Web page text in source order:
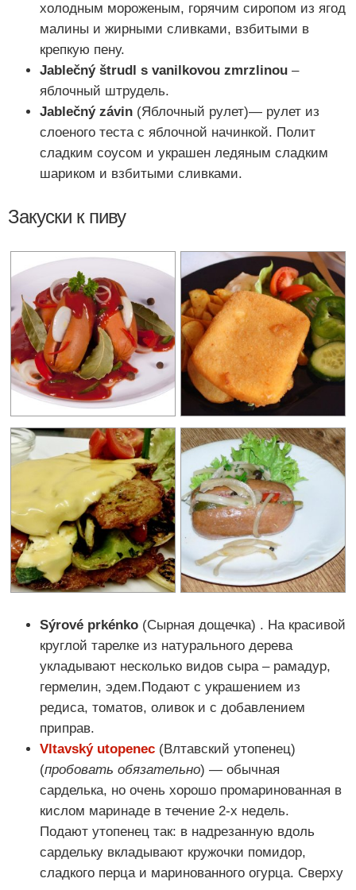
холодным мороженым, горячим сиропом из ягод
малины и жирными сливками, взбитыми в
крепкую пену.
Jablečný štrudl s vanilkovou zmrzlinou –
яблочный штрудель.
Jablečný závin (Яблочный рулет)— рулет из
слоеного теста с яблочной начинкой. Полит
сладким соусом и украшен ледяным сладким
шариком и взбитыми сливками.
Закуски к пиву
Sýrové prkénko (Сырная дощечка) . На красивой
круглой тарелке из натурального дерева
укладывают несколько видов сыра – рамадур,
гермелин, эдем.Подают с украшением из
редиса, томатов, оливок и с добавлением
приправ.
Vltavský utopenec (Влтавский утопенец)
(пробовать обязательно) — обычная
сарделька, но очень хорошо промаринованная в
кислом маринаде в течение 2-х недель.
Подают утопенец так: в надрезанную вдоль
сардельку вкладывают кружочки помидор,
сладкого перца и маринованного огурца. Сверху